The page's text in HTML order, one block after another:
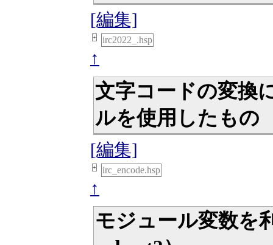
[編集]
+ irc2022_.hsp
↑
文字コードの変換
ルを使用したもの
[編集]
+ irc_encode.hsp
↑
モジュール変数を